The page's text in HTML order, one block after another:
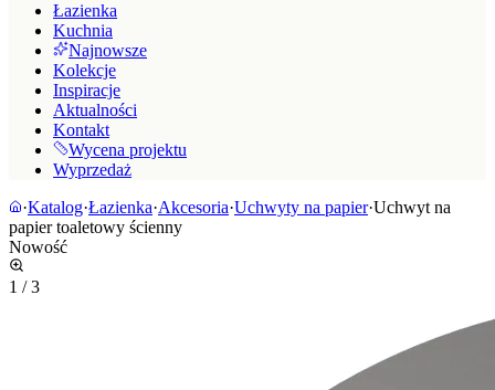
Łazienka
Kuchnia
Najnowsze
Kolekcje
Inspiracje
Aktualności
Kontakt
Wycena projektu
Wyprzedaż
·Katalog·Łazienka·Akcesoria·Uchwyty na papier·Uchwyt na
papier toaletowy ścienny
Nowość
1 /3